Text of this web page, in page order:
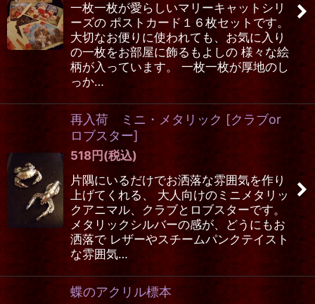
一枚一枚が愛らしいマリーキャットシリ
ーズの ポストカード１６枚セットです。
大切なお便りに使われても、お気に入り
の一枚をお部屋に飾るもよしの 様々な絵
柄が入っています。 一枚一枚が厚地のし
っか…
再入荷 ミニ・メタリック [クラブor
ロブスター]
518円 (税込)
片隅にいるだけでお洒落な雰囲気を作り
上げてくれる、 大人向けのミニメタリッ
クアニマル、クラブとロブスターです。
メタリックシルバーの感が、どうにもお
洒落で レザーやスチームパンクテイスト
な雰囲気…
蝶のアクリル標本